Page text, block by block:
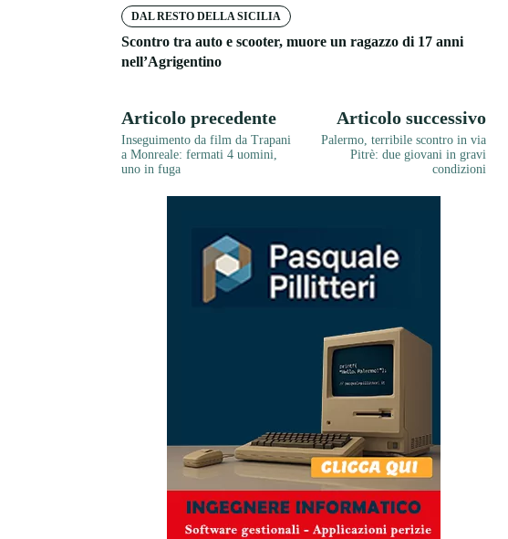
DAL RESTO DELLA SICILIA
Scontro tra auto e scooter, muore un ragazzo di 17 anni
nell’Agrigentino
Articolo precedente
Inseguimento da film da Trapani
a Monreale: fermati 4 uomini,
uno in fuga
Articolo successivo
Palermo, terribile scontro in via
Pitrè: due giovani in gravi
condizioni